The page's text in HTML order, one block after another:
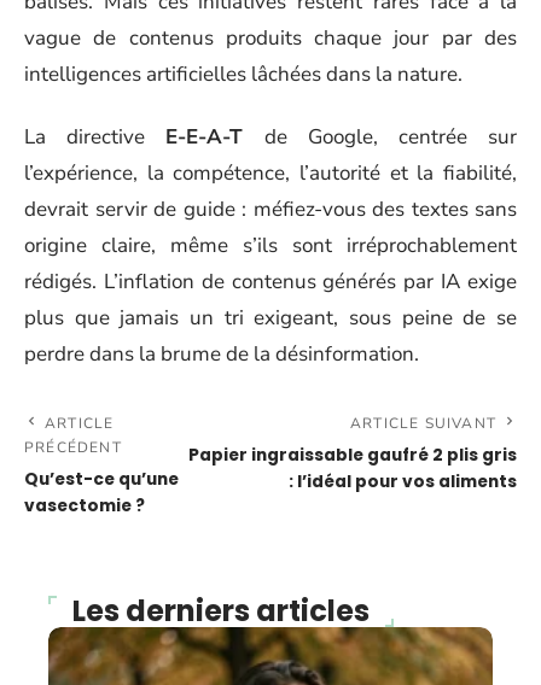
vague de contenus produits chaque jour par des
intelligences artificielles lâchées dans la nature.
La directive E-E-A-T de Google, centrée sur
l’expérience, la compétence, l’autorité et la fiabilité,
devrait servir de guide : méfiez-vous des textes sans
origine claire, même s’ils sont irréprochablement
rédigés. L’inflation de contenus générés par IA exige
plus que jamais un tri exigeant, sous peine de se
perdre dans la brume de la désinformation.
ARTICLE
PRÉCÉDENT
Qu’est-ce qu’une
vasectomie ?
ARTICLE SUIVANT
Papier ingraissable gaufré 2 plis gris
: l’idéal pour vos aliments
Les derniers articles